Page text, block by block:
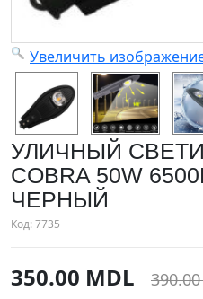
Увеличить
УЛИЧНЫЙ
COBRA 50W
ЧЕРНЫЙ
Код:7735
350.00 MDL